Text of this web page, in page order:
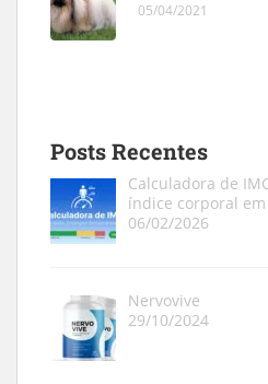
05/04/2021
Posts Recentes
Calculadora de
índice corporal
06/02/2026
Nervovive
29/10/2024